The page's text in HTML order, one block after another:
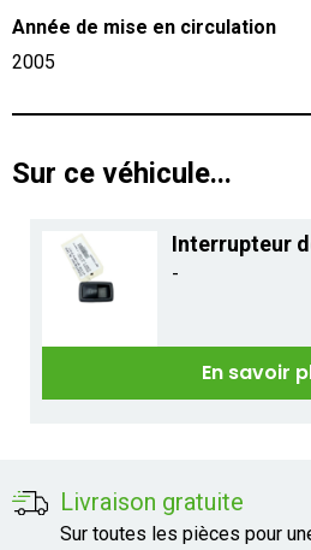
Année de mise en circulation
2005
Sur ce véhicule...
Interrupteur
-
En savoir
Livraison gratuite
Sur toutes les pièces pour